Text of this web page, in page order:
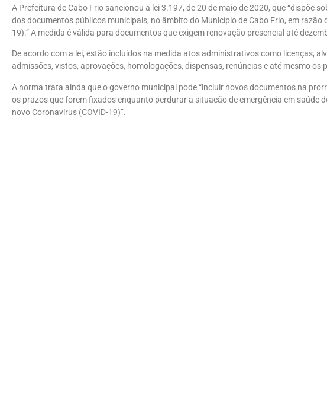
A Prefeitura de Cabo Frio sancionou a lei 3.197, de 20 de maio de 2020, que “dispõe
dos documentos públicos municipais, no âmbito do Município de Cabo Frio, em razão
19).” A medida é válida para documentos que exigem renovação presencial até
De acordo com a lei, estão incluídos na medida atos administrativos como licenças,
admissões, vistos, aprovações, homologações, dispensas, renúncias e até mesmo
A norma trata ainda que o governo municipal pode “incluir novos documentos na
os prazos que forem fixados enquanto perdurar a situação de emergência em saúde
novo Coronavírus (COVID-19)”.